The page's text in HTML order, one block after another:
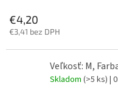
€4,20
€3,41 bez DPH
Veľkosť: M,
Skladom (>5 ks) |